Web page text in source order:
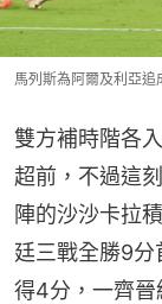
馬列斯為阿爾及利亞追
雙方補時階各
超前，不過這
陣的沙沙卡拉
廷三戰全勝9分
得4分，一齊晉